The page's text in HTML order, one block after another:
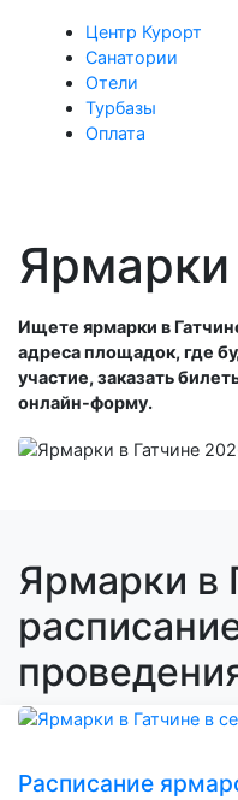
Центр Курорт
Санатории
Отели
Турбазы
Оплата
Ярмарки
Ищете ярмарки в
адреса площадок, где
участие, заказать
онлайн-форму.
Ярмарки в
Расписание